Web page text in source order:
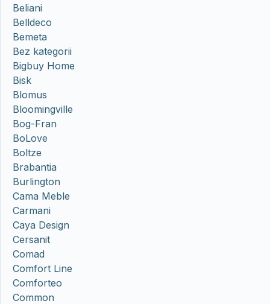
Beliani
Belldeco
Bemeta
Bez kategorii
Bigbuy Home
Bisk
Blomus
Bloomingville
Bog-Fran
BoLove
Boltze
Brabantia
Burlington
Cama Meble
Carmani
Caya Design
Cersanit
Comad
Comfort Line
Comforteo
Common